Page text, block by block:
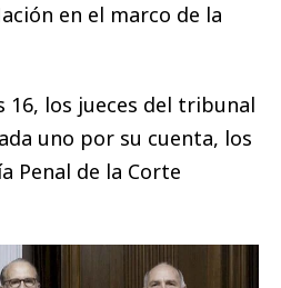
en el marco de la
16, los jueces del tribunal
uno por su cuenta, los
Penal de la Corte